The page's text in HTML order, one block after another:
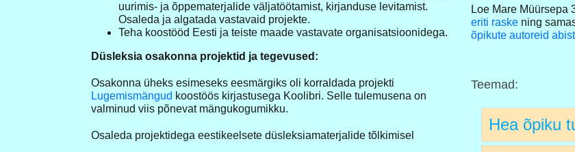
uurimis- ja õppematerjalide väljatöötamist, kirjanduse levitamist.
Osaleda ja algatada vastavaid projekte.
Teha koostööd Eesti ja teiste maade vastavate organisatsioonidega.
Düsleksia osakonna projektid ja tegevused:
Osakonna üheks esimeseks eesmärgiks oli korraldada projekti
Lugemismängud koostöös kirjastusega Koolibri. Selle tulemusena on
valminud viis põnevat mängukogumikku.
Osaleda projektidega eestikeelsete düsleksiamaterjalide tõlkimisel
Loe Mare Müürsepa
eriti raskening
õpikute autoreid
Teemad:
Hea õpiku